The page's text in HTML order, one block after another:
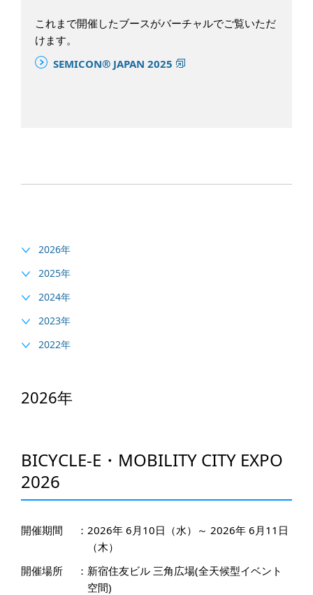
これまで開催したブースがバーチャルでご覧いただ
けます。
SEMICON® JAPAN 2025
2026年
2025年
2024年
2023年
2022年
2026年
BICYCLE-E・MOBILITY CITY EXPO
2026
開催期間 ： 2026年 6月10日（水）～ 2026年 6月11日
（木）
開催場所
： 新宿住友ビル 三角広場(全天候型イベント
空間)